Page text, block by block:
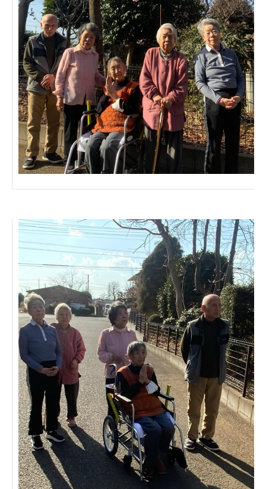
西京都病院
西京都クリニック
洛桂の郷
桂寿の郷
訪問看護ステーション秋桜
上桂の郷
ファミリエール吉祥院
教育（共に生きる仲間達）
学校法人明星学園 関東福祉専門学校
国際医療専門学校 浦和学院高等学校
特定非営利活動法人ファイアーレッズメディカルスポ
ーツクラブ
特定非営利活動法人アート応援隊
その他
Mediclude 株式会社アジアメデカ元気事業団
株式会社フラワーコミュニティ放送
Medicare Lead Japan
株式会社日本医科学研究所
特定非営利活動法人共生フォーラム
一般社団法人フードラボジャパン
特定非営利活動法人日本医療福祉機構
株式会社アメックファーマシー